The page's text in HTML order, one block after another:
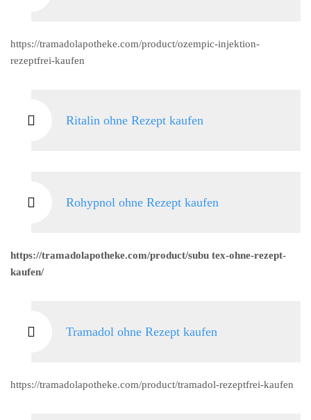
https://tramadolapotheke.com/product/ozempic-injektion-
rezeptfrei-kaufen
Ritalin ohne Rezept kaufen
Rohypnol ohne Rezept kaufen
https://tramadolapotheke.com/product/subu tex-ohne-rezept-
kaufen/
Tramadol ohne Rezept kaufen
https://tramadolapotheke.com/product/tramadol-rezeptfrei-kaufen